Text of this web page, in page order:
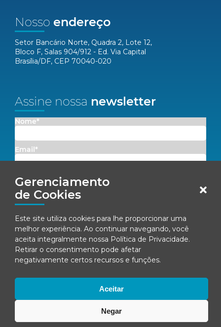
Gerenciamento
de Cookies
Este site utiliza cookies para lhe proporcionar uma
melhor experiência. Ao continuar navegando, você
aceita integralmente nossa Política de Privacidade.
Retirar o consentimento pode afetar
negativamente certos recursos e funções.
Aceitar
Negar
Nosso endereço
Setor Bancário Norte, Quadra 2, Lote 12,
Bloco F, Salas 904/912 - Ed. Via Capital
Brasília/DF, CEP 70040-020
Assine nossa newsletter
Nome*
Email*
Concordo em receber comunicações da Fenacon.
Ao se inscrever, você concorda com nossa Política de Privacidade
Todos os direitos reservados.
Política de privacidade